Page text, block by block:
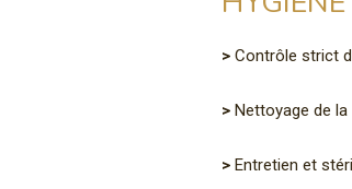
> Contrôle strict
> Nettoyage de
> Entretien et